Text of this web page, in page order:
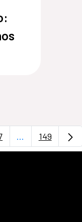
Use TAB para
...PáginasPágina
149